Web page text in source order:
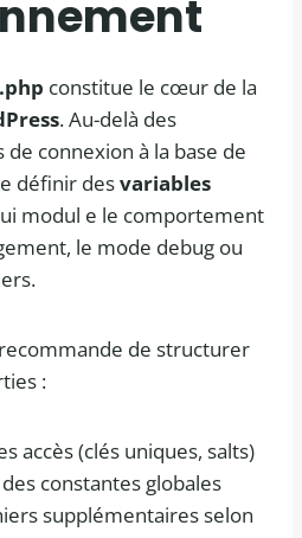
constitue le cœur de la
. Au-delà des
connexion à la base de
définir desvariables
modul e le comportement
le mode debug ou
de structurer
:
accès (clés uniques, salts)
constantes globales
supplémentaires selon